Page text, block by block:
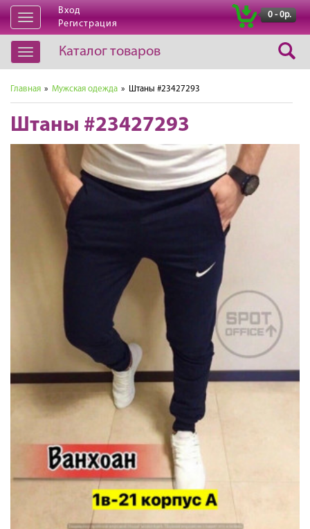
Открыть
навигацию
Вход
Регистрация
0 - 0р.
Открыть
навигацию
Каталог товаров
Главная » Мужская одежда » Штаны #23427293
Штаны #23427293